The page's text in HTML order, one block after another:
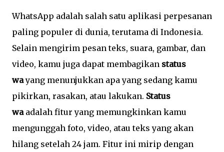
WhatsApp adalah salah satu aplikasi perpesanan
paling populer di dunia, terutama di Indonesia.
Selain mengirim pesan teks, suara, gambar, dan
video, kamu juga dapat membagikan status
wayang menunjukkan apa yang sedang kamu
pikirkan, rasakan, atau lakukan. Status
waadalah fitur yang memungkinkan kamu
mengunggah foto, video, atau teks yang akan
hilang setelah 24 jam. Fitur ini mirip dengan